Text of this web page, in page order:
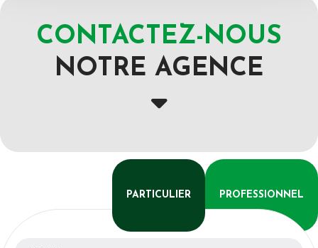
CONTACTEZ-NOUS
NOTRE AGENCE
PARTICULIER PROFESSIONNEL